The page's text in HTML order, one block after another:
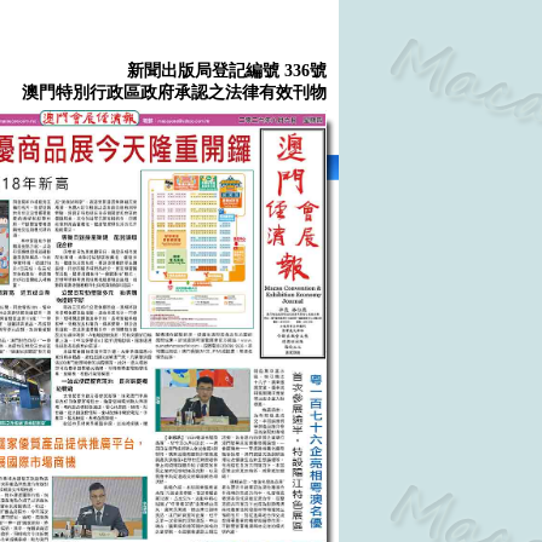
新聞出版局登記編號 336號
澳門特別行政區政府承認之法律有效刊物